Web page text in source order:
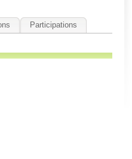
Participations